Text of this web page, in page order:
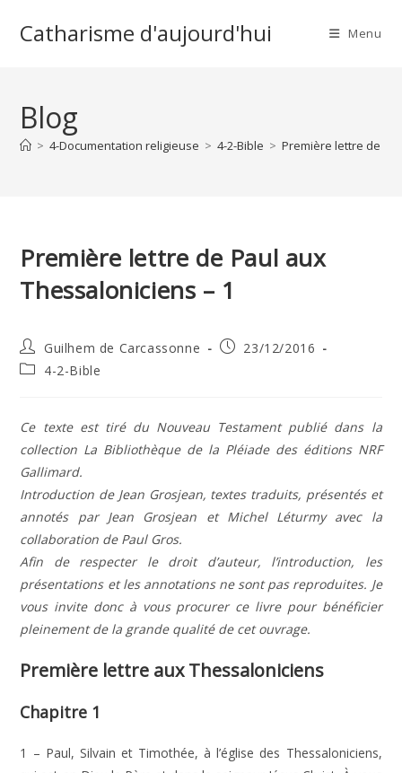
Catharisme d'aujourd'hui Menu
Blog
> 4-Documentation religieuse > 4-2-Bible > Première lettre de
Première lettre de Paul aux
Thessaloniciens – 1
Auteur/autrice
de
la
Guilhem de Carcassonne
Publication
23/12/2016
Post4-2-Bible
Ce texte est tiré du Nouveau Testament publié dans la
collection La Bibliothèque de la Pléiade des éditions NRF
Gallimard.
Introduction de Jean Grosjean, textes traduits, présentés et
annotés par Jean Grosjean et Michel Léturmy avec la
collaboration de Paul Gros.
Afin de respecter le droit d’auteur, l’introduction, les
présentations et les annotations ne sont pas reproduites. Je
vous invite donc à vous procurer ce livre pour bénéficier
pleinement de la grande qualité de cet ouvrage.
Première lettre aux Thessaloniciens
Chapitre 1
1 – Paul, Silvain et Timothée, à l’église des Thessaloniciens,